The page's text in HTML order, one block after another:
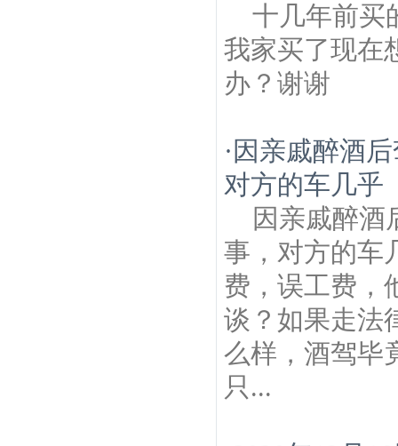
十几年前买
我家买了现在
办？谢谢
· 因亲戚醉酒
对方的车几乎
因亲戚醉酒
事，对方的车
费，误工费，
谈？如果走法
么样，酒驾毕
只...